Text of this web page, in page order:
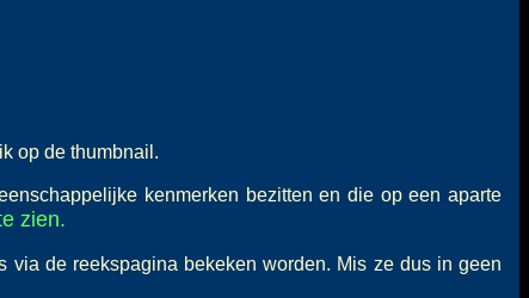
op de thumbnail.
kenmerken bezitten en die op een aparte
zien.
de reekspagina bekeken worden. Mis ze dus in geen